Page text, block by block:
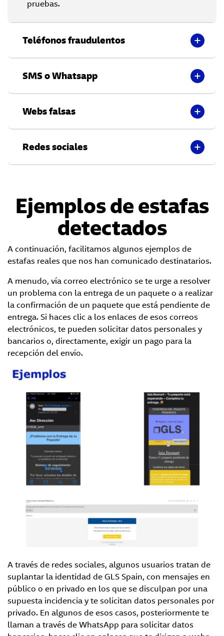
pruebas.
Teléfonos fraudulentos
SMS o Whatsapp
Webs falsas
Redes sociales
Ejemplos de estafas
detectados
A continuación, facilitamos algunos ejemplos de
estafas reales que nos han comunicado destinatarios.
A menudo, vía correo electrónico se te urge a resolver
un problema con la entrega de un paquete o a realizar
la confirmación de un paquete que está pendiente de
entrega. Si haces clic a los enlaces de esos correos
electrónicos, te pueden solicitar datos personales y
bancarios o, directamente, exigir un pago para la
recepción del envío.
A través de redes sociales, algunos usuarios tratan de
suplantar la identidad de GLS Spain, con mensajes en
público o en privado en los que se disculpan por una
supuesta incidencia y te solicitan datos personales por
privado. En algunos de esos casos, posteriormente te
llaman a través de WhatsApp para solicitar datos